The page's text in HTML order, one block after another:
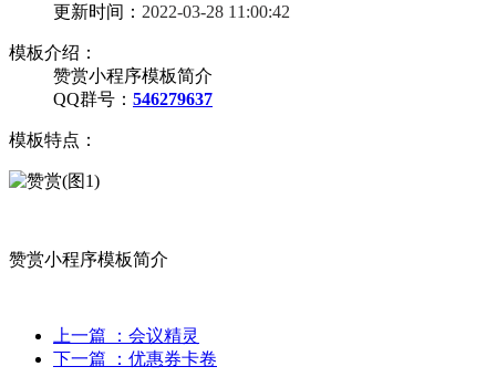
更新时间： 2022-03-28 11:00:42
模板介绍：
赞赏小程序模板简介
QQ群号： 546279637
模板特点：
赞赏小程序模板简介
上一篇
：会议精灵
下一篇
：优惠券卡卷